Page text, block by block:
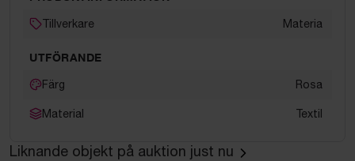
Tillverkare Materia
UTFÖRANDE
Färg Rosa
Material Textil
Liknande objekt på auktion just nu